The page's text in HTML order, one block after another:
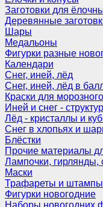
Заготовки для
Деревянные
Шары
Медальоны
Фигурки разные
Календари
Снег, иней, лёд
Снег, иней, лёд в
Краски для
Иней и снег -
Лёд - кристаллы и
Снег в хлопьях и
Блёстки
Прочие материалы
Лампочки, гирлянды,
Маски
Трафареты и штампы
Фигурки новогодние
Наборы новогодних